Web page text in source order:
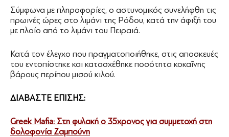
Σύμφωνα με πληροφορίες, ο αστυνομικός συνελήφθη τις
πρωινές ώρες στο λιμάνι της Ρόδου, κατά την άφιξή του
με πλοίο από το λιμάνι του Πειραιά.
Κατά τον έλεγχο που πραγματοποιήθηκε, στις αποσκευές
του εντοπίστηκε και κατασχέθηκε ποσότητα κοκαΐνης
βάρους περίπου μισού κιλού.
ΔΙΑΒΑΣΤΕ ΕΠΙΣΗΣ:
Greek Mafia: Στη φυλακή ο 35χρονος για συμμετοχή στη
δολοφονία Ζαμπούνη